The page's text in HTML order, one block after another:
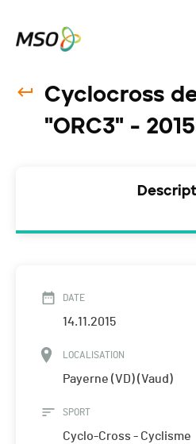
Cyclocross
"ORC3" - 2015
DATE
14.11.2015
LOCALISATION
Payerne (VD) (Vaud)
SPORT
Cyclo-Cross - Cyclisme